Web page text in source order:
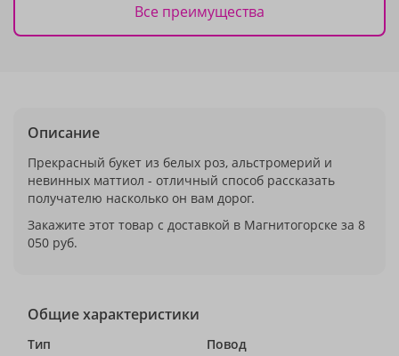
Все преимущества
Описание
Прекрасный букет из белых роз, альстромерий и
невинных маттиол - отличный способ рассказать
получателю насколько он вам дорог.
Закажите этот товар с доставкой в Магнитогорске за 8
050 руб.
Общие характеристики
Тип
Повод